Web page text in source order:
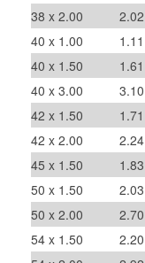
38 x 2.00
2.02
40 x 1.00
1.11
40 x 1.50
1.61
40 x 3.00
3.10
42 x 1.50
1.71
42 x 2.00
2.24
45 x 1.50
1.83
50 x 1.50
2.03
50 x 2.00
2.70
54 x 1.50
2.20